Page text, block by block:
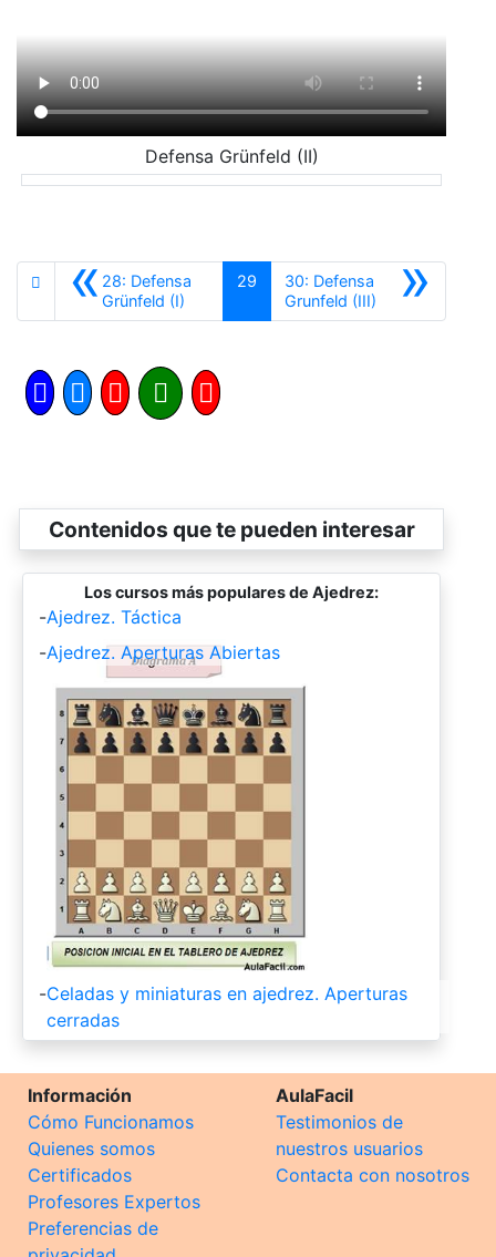
Defensa Grünfeld (II)
«28: Defensa
Grünfeld (I)
29 »
30: Defensa
Grunfeld (III) Siguiente
Contenidos que te pueden interesar
Los cursos más populares de Ajedrez:
-Ajedrez. Táctica
-Ajedrez. Aperturas Abiertas
-Celadas y miniaturas en ajedrez. Aperturas
cerradas
Información
Cómo Funcionamos
Quienes somos
Certificados
Profesores Expertos
Preferencias de
AulaFacil
Testimonios de
nuestros usuarios
Contacta con nosotros